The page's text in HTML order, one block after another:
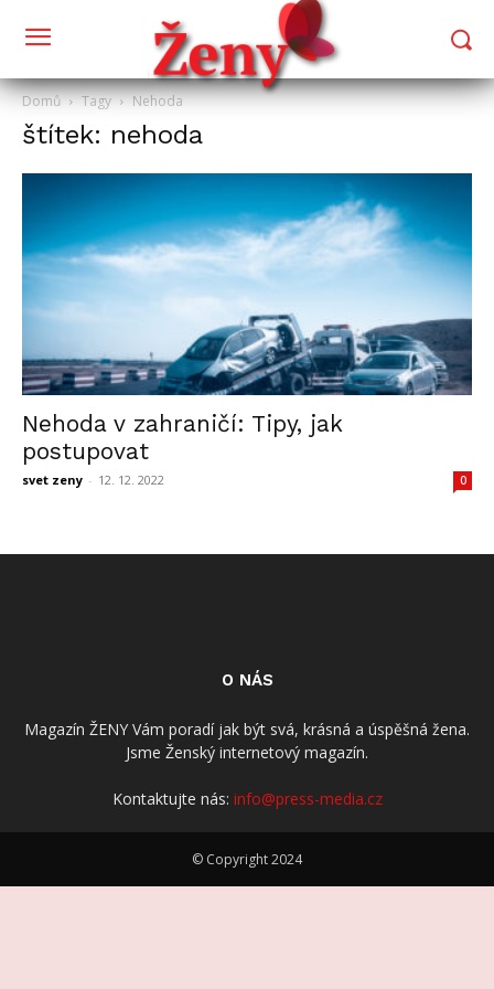
Domů Tagy Nehoda
štítek: nehoda
Nehoda v zahraničí: Tipy, jak
postupovat
svet zeny - 12. 12. 2022 0
O NÁS
Magazín ŽENY Vám poradí jak být svá, krásná a úspěšná žena.
Jsme Ženský internetový magazín.
Kontaktujte nás: info@press-media.cz
© Copyright 2024